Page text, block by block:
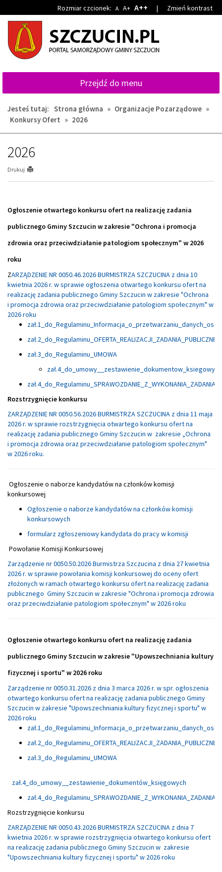
do
głównej
treści
do
wyszukiwarki
Rozmiar czcionek: A A+ A++ | Zmień kontrast
Przejdź do menu
Jesteś tutaj: Strona główna » Organizacje Pozarządowe »
Konkursy Ofert » 2026
2026
Drukuj
Ogłoszenie otwartego konkursu ofert na realizację zadania
publicznego Gminy Szczucin w zakresie "Ochrona i promocja
zdrowia oraz przeciwdziałanie patologiom społecznym" w 2026
roku
ZARZĄDZENIE NR 0050.46.2026 BURMISTRZA SZCZUCINA z dnia 10
kwietnia 2026 r. w sprawie ogłoszenia otwartego konkursu ofert na
realizację zadania publicznego Gminy Szczucin w zakresie "Ochrona
i promocja zdrowia oraz przeciwdziałanie patologiom społecznym" w
2026 roku
zał.3_do_Regulaminu_UMOWA
zał.4_do_umowy__zestawienie_dokumentow_ksiegowych
Rozstrzygnięcie konkursu
ZARZĄDZENIE NR 0050.56.2026 BURMISTRZA SZCZUCINA z dnia 11 maja
2026 r. w sprawie rozstrzygnięcia otwartego konkursu ofert na
realizację zadania publicznego Gminy Szczucin w zakresie „Ochrona
i promocja zdrowia oraz przeciwdziałanie patologiom społecznym"
w 2026 roku.
Ogłoszenie o naborze kandydatów na członków komisji
konkursowej
Ogłoszenie o naborze kandydatów na członków komisji
konkursowych
formularz zgłoszeniowy kandydata do pracy w komisji
Powołanie Komisji Konkursowej
Zarządzenie nr 0050.50.2026 Burmistrza Szczucina z dnia 27 kwietnia
2026 r. w sprawie powołania komisji konkursowej do oceny ofert
złożonych w ramach otwartego konkursu ofert na realizację zadania
publicznego Gminy Szczucin w zakresie "Ochrona i promocja zdrowia
oraz przeciwdziałanie patologiom społecznym" w 2026 roku
Ogłoszenie otwartego konkursu ofert na realizację zadania
publicznego Gminy Szczucin w zakresie "Upowszechniania kultury
fizycznej i sportu" w 2026 roku
Zarządzenie nr 0050.31.2026 z dnia 3 marca 2026 r. w spr. ogłoszenia
otwartego konkursu ofert na realizację zadania publicznego Gminy
Szczucin w zakresie "Upowszechniania kultury fizycznej i sportu" w
2026 roku
zał.3_do_Regulaminu_UMOWA
zał.4_do_umowy__zestawienie_dokumentów_księgowych
Rozstrzygnięcie konkursu
ZARZĄDZENIE NR 0050.43.2026 BURMISTRZA SZCZUCINA z dnia 7
kwietnia 2026 r. w sprawie rozstrzygnięcia otwartego konkursu ofert
na realizację zadania publicznego Gminy Szczucin w zakresie
"Upowszechniania kultury fizycznej i sportu" w 2026 roku